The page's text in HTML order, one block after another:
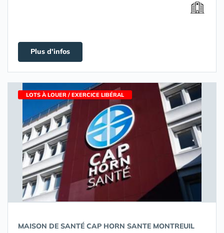
Plus d'infos
LOTS À LOUER / EXERCICE LIBÉRAL
MAISON DE SANTÉ CAP HORN SANTE MONTREUIL